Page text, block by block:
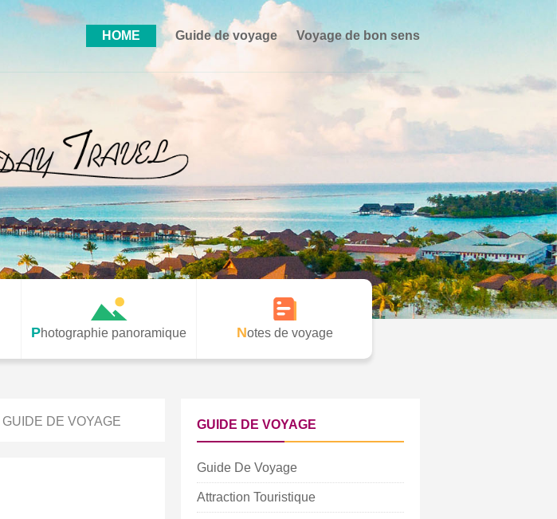
HOME Guide de voyage Voyage de bon sens
Photographie panoramique Notes de voyage
GUIDE DE VOYAGE GUIDE DE VOYAGE
Guide De Voyage
Attraction Touristique